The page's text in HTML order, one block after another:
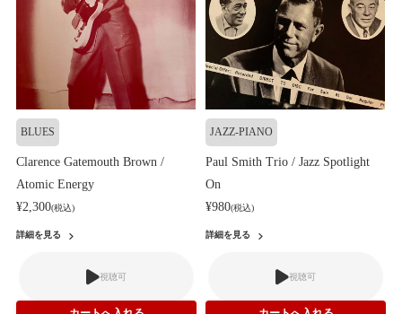
BLUES
Clarence Gatemouth Brown /
Atomic Energy
¥2,300(税込)
詳細を見る
視聴可
JAZZ-PIANO
Paul Smith Trio / Jazz Spotlight
On
¥980(税込)
詳細を見る
視聴可